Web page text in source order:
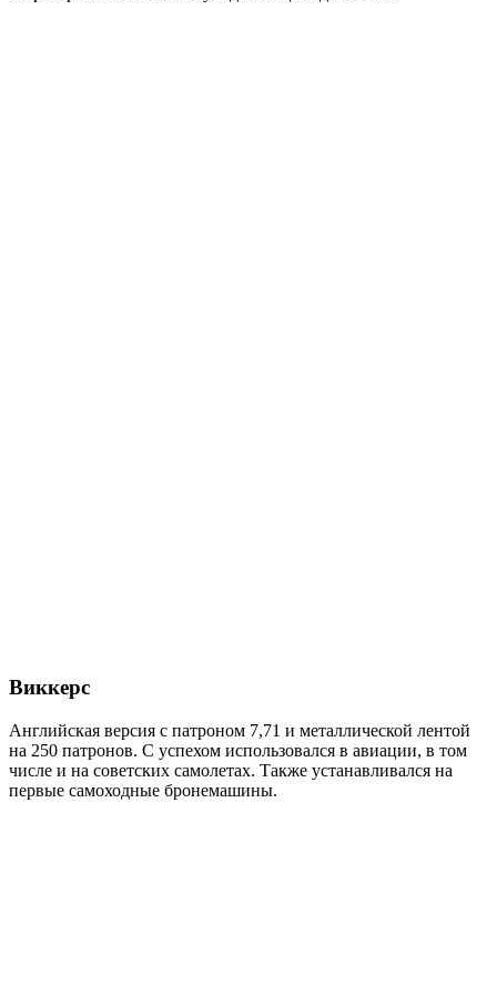
Виккерс
Английская версия с патроном 7,71 и металлической лентой
на 250 патронов. С успехом использовался в авиации, в том
числе и на советских самолетах. Также устанавливался на
первые самоходные бронемашины.